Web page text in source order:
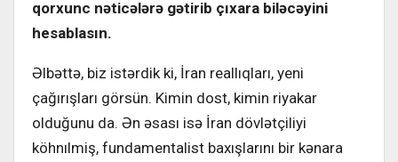
qorxunc nəticələrə gətirib çıxara biləcəyini
hesablasın.
Əlbəttə, biz istərdik ki, İran reallıqları, yeni
çağırışları görsün. Kimin dost, kimin riyakar
olduğunu da. Ən əsası isə İran dövlətçiliyi
köhnılmiş, fundamentalist baxışlarını bir kənara